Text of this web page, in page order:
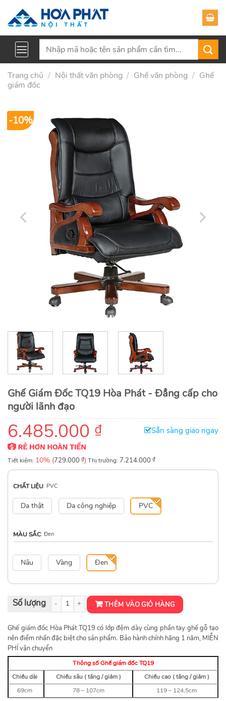
Tìm
Trang chủ / Nội thất văn phòng / Ghế văn phòng / Ghế
giám đốc
-10%
Ghế Giám Đốc TQ19 Hòa Phát - Đẳng cấp cho
người lãnh đạo
6.485.000 ₫ Sẵn sàng giao ngay
Tiết kiệm: 10% (729.000 ₫) Thị trường: 7.214.000 ₫
CHẤT LIỆU: PVC
Da thật Da công nghiệp PVC
MÀU SẮC: Đen
Nâu Vàng Đen
Ghế giám đốc cao cấp TQ19 số lượngTHÊM VÀO GIỎ HÀNG
Ghế giám đốc Hòa Phát TQ19 có lớp đệm dày cùng phần tay ghế gỗ tạo
nên điểm nhấn đặc biệt cho sản phẩm. Bảo hành chính hãng 1 năm, MIỄN
PHÍ vận chuyển
Thông số Ghế giám đốc TQ19
Chiều dài
Chiều sâu ( tăng / giảm )
Chiều cao ( tăng / giảm )
69cm
78 – 107cm 119 – 124,5cm